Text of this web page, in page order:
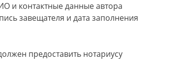
и контактные данные автора
завещателя и дата заполнения
предоставить нотариусу